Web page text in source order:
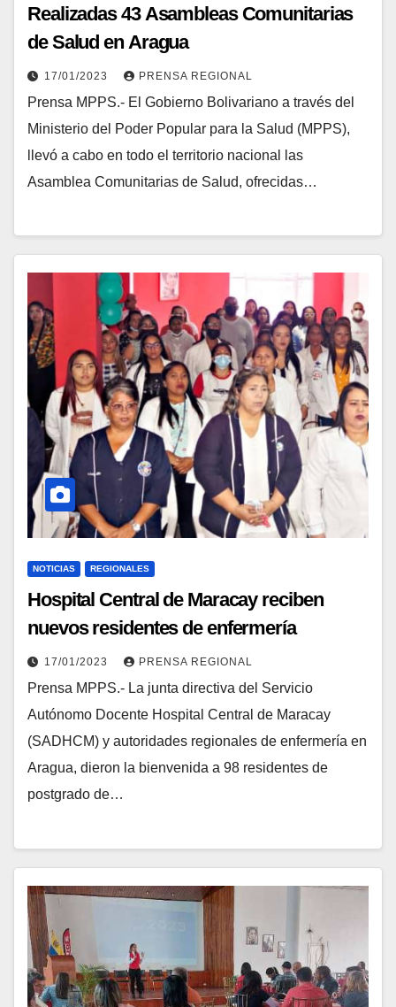
Realizadas 43 Asambleas Comunitarias
de Salud en Aragua
17/01/2023 PRENSA REGIONAL
Prensa MPPS.- El Gobierno Bolivariano a través del
Ministerio del Poder Popular para la Salud (MPPS),
llevó a cabo en todo el territorio nacional las
Asamblea Comunitarias de Salud, ofrecidas…
NOTICIAS REGIONALES
Hospital Central de Maracay reciben
nuevos residentes de enfermería
17/01/2023 PRENSA REGIONAL
Prensa MPPS.- La junta directiva del Servicio
Autónomo Docente Hospital Central de Maracay
(SADHCM) y autoridades regionales de enfermería en
Aragua, dieron la bienvenida a 98 residentes de
postgrado de…